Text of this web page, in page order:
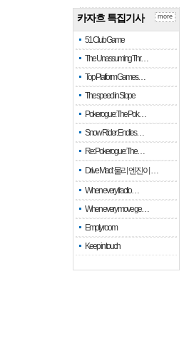
카자흐 특집기사
51 Club Game
The Unassuming Thr…
Top Platform Games…
The speed in Slope
Pokerogue: The Pok…
Snow Rider: Endles…
Re: Pokerogue: The…
Drive Mad: 물리 엔진이 …
When every fractio…
When every move ge…
Empty room
Keep in touch
more